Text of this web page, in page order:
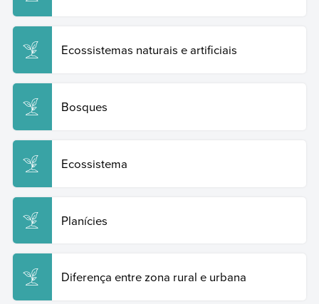
Ecossistemas naturais e artificiais
Bosques
Ecossistema
Planícies
Diferença entre zona rural e urbana